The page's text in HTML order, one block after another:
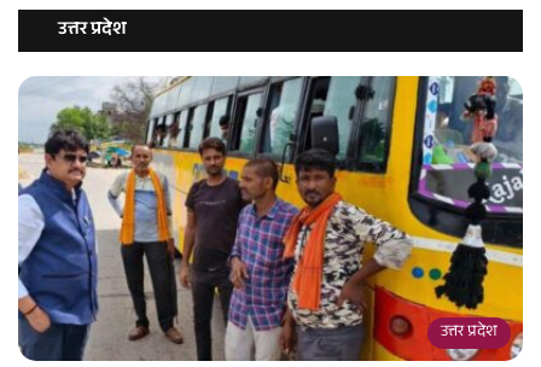
उत्तर प्रदेश
उत्तर प्रदेश